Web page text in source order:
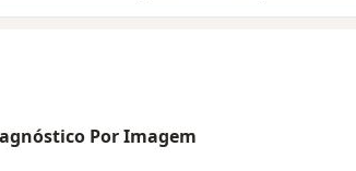
Por Imagem